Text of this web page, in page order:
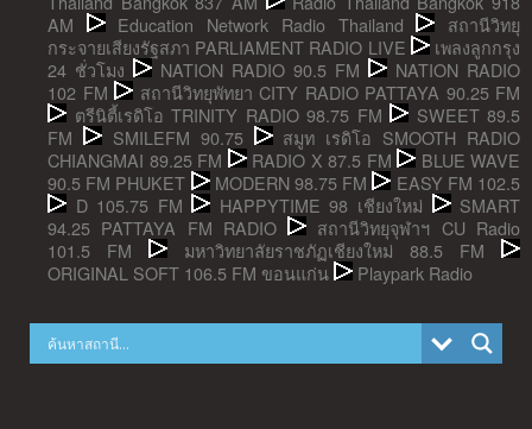
AM
Education Network Radio Thailand
สถานีวิทยุ
กระจายเสียงรัฐสภา PARLIAMENT RADIO LIVE
เพลงลูกกรุง
24 ชั่วโมง
NATION RADIO 90.5 FM
NATION RADIO
102 FM
สถานีวิทยุพัทยา CITY RADIO PATTAYA 90.25 FM
ตรีนิตี้เรดิโอ TRINITY RADIO 98.75 FM
SWEET 89.5
FM
SMILEFM 90.75
สมูท เรดิโอ SMOOTH RADIO
CHIANGMAI 89.25 FM
RADIO X 87.5 FM
BLUE WAVE
90.5 FM PHUKET
MODERN 98.75 FM
EASY FM 102.5
D 105.75 FM
HAPPYTIME 98 เชียงใหม่
SMART
94.25 PATTAYA FM RADIO
สถานีวิทยุจุฬาฯ CU Radio
101.5 FM
มหาวิทยาลัยราชภัฏเชียงใหม่ 88.5 FM
ORIGINAL SOFT 106.5 FM ขอนแก่น
Playpark Radio